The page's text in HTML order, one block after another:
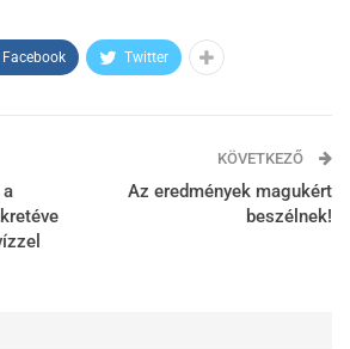
Facebook Twitter
KÖVETKEZŐ
Az eredmények magukért
beszélnek!